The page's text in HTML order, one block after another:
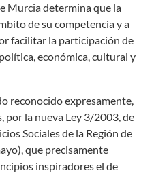
Murcia determina que la
de su competencia y a
facilitar la participación de
económica, cultural y
reconocido expresamente,
por la nueva Ley 3/2003, de
Sociales de la Región de
que precisamente
inspiradores el de